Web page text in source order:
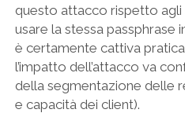
questo attacco rispetto agli
usare la stessa passphrase
è certamente cattiva
l’impatto dell’attacco va
della segmentazione delle
e capacità dei client).